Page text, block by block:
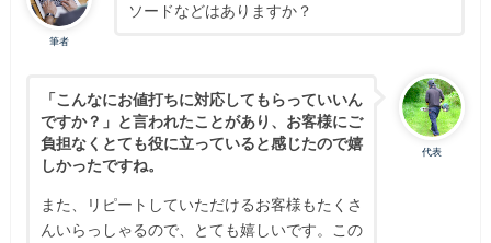
筆者
ソードなどはありますか？
代表
「こんなにお値打ちに対応してもらっていいん
ですか？」と言われたことがあり、お客様にご
負担なくとても役に立っていると感じたので嬉
しかったですね。
また、リピートしていただけるお客様もたくさ
んいらっしゃるので、とても嬉しいです。この